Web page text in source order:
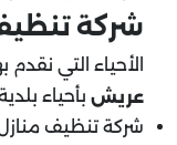
شركة تنظيف
الأحياء التي
عريش بأحياء
شركة تنظيف